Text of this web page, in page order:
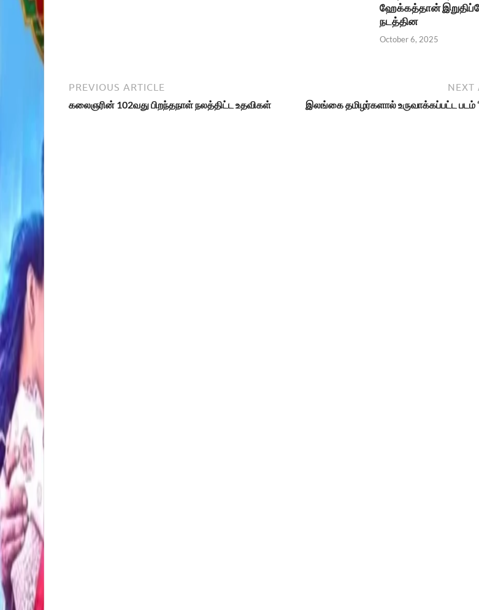
ஹேக்கத்தான்
நடத்தின
October 6, 2025
PREVIOUS ARTICLE
கலைஞரின் 102வது பிறந்தநாள் நலத்திட்ட உதவிகள்
NEXT
இலங்கை தமிழர்களால் உருவாக்கப்பட்ட படம்